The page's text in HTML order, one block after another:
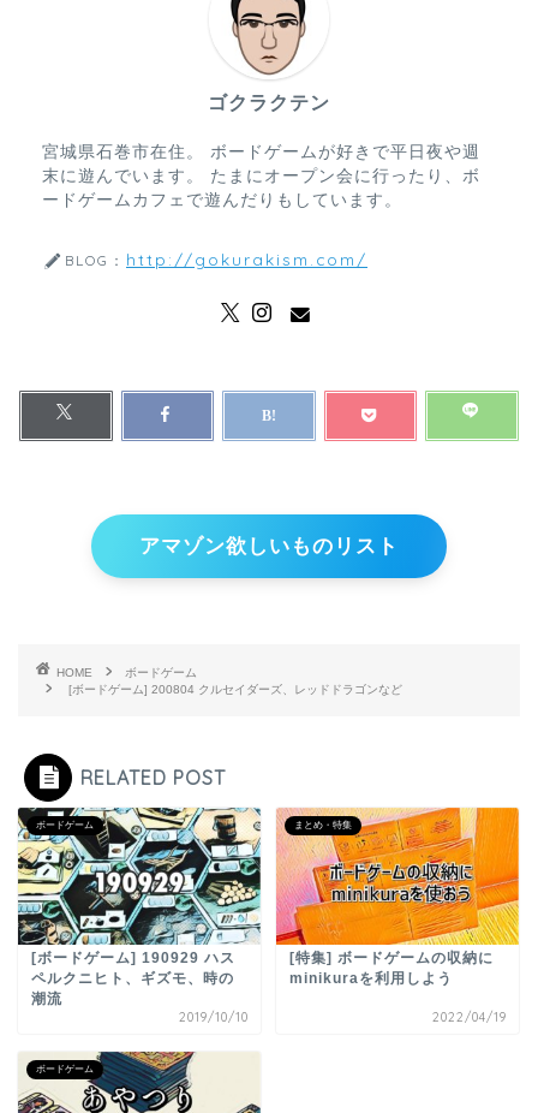
ゴクラクテン
宮城県石巻市在住。 ボードゲームが好きで平日夜や週
末に遊んでいます。 たまにオープン会に行ったり、ボ
ードゲームカフェで遊んだりもしています。
BLOG： http://gokurakism.com/
アマゾン欲しいものリスト
HOME
ボードゲーム
[ボードゲーム] 200804 クルセイダーズ、レッドドラゴンなど
RELATED POST
ボードゲーム
[ボードゲーム] 190929 ハス
ペルクニヒト、ギズモ、時の
潮流
2019/10/10
まとめ・特集
[特集] ボードゲームの収納に
minikuraを利用しよう
2022/04/19
ボードゲーム